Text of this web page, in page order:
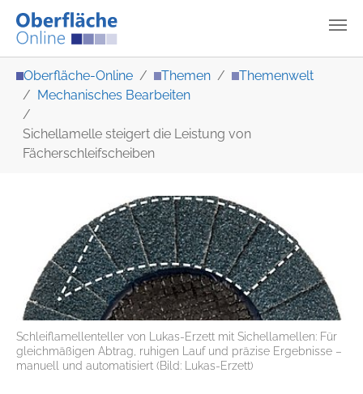
Oberfläche-Online Themen
Themenwelt
Mechanisches Bearbeiten
Sichellamelle steigert die Leistung von
Fächerschleifscheiben
Schleiflamellenteller von Lukas-Erzett mit Sichellamellen: Für
gleichmäßigen Abtrag, ruhigen Lauf und präzise Ergebnisse –
manuell und automatisiert (Bild: Lukas-Erzett)